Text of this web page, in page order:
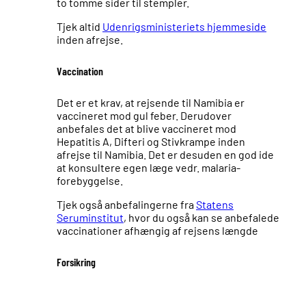
to tomme sider til stempler.
Tjek altid Udenrigsministeriets hjemmeside
inden afrejse.
Vaccination
Det er et krav, at rejsende til Namibia er
vaccineret mod gul feber. Derudover
anbefales det at blive vaccineret mod
Hepatitis A, Difteri og Stivkrampe inden
afrejse til Namibia. Det er desuden en god ide
at konsultere egen læge vedr. malaria-
forebyggelse.
Tjek også anbefalingerne fraStatens
Seruminstitut, hvor du også kan se anbefalede
vaccinationer afhængig af rejsens længde
Forsikring